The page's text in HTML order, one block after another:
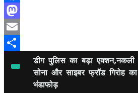
Facebook
Mastodon
Email
डीग पुलिस का बड़ा एक्शन,नकली
सोना और साइबर फ्रॉड गिरोह का
भंडाफोड़